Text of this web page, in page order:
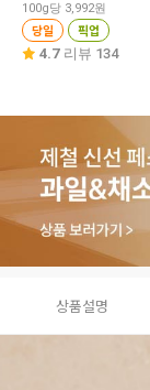
100g당 3,992원
당일 픽업
4.7 리뷰 134
상품설명